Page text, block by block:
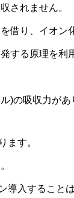
されません。
借り、イオン
する原理を
)の吸収力があ
ます。
導入することは